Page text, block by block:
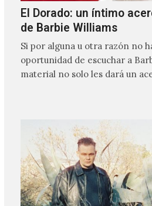
El Dorado: un íntimo
de Barbie Williams
Si por alguna u otra razón no
oportunidad de escuchar a
material no solo les dará un